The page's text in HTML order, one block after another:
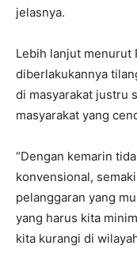
jelasnya.
Lebih lanjut menurut
diberlakukannya
di masyarakat justru
masyarakat yang
“Dengan kemarin
konvensional,
pelanggaran yang
yang harus kita
kita kurangi di